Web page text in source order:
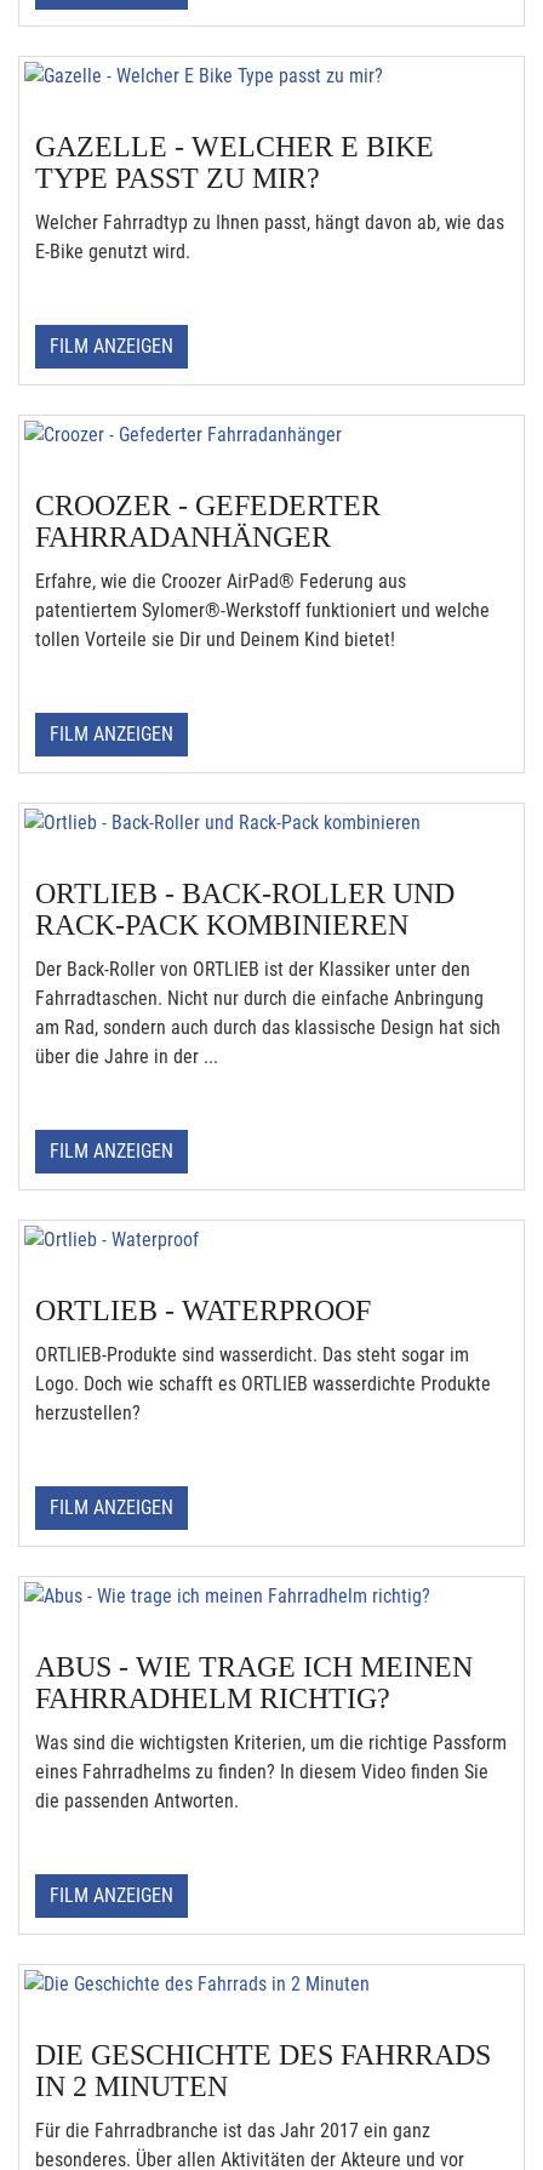
GAZELLE - WELCHER E BIKE
TYPE PASST ZU MIR?
Welcher Fahrradtyp zu Ihnen passt, hängt davon ab, wie das
E-Bike genutzt wird.
FILM ANZEIGEN
CROOZER - GEFEDERTER
FAHRRADANHÄNGER
Erfahre, wie die Croozer AirPad® Federung aus
patentiertem Sylomer®-Werkstoff funktioniert und welche
tollen Vorteile sie Dir und Deinem Kind bietet!
FILM ANZEIGEN
ORTLIEB - BACK-ROLLER UND
RACK-PACK KOMBINIEREN
Der Back-Roller von ORTLIEB ist der Klassiker unter den
Fahrradtaschen. Nicht nur durch die einfache Anbringung
am Rad, sondern auch durch das klassische Design hat sich
über die Jahre in der ...
FILM ANZEIGEN
ORTLIEB - WATERPROOF
ORTLIEB-Produkte sind wasserdicht. Das steht sogar im
Logo. Doch wie schafft es ORTLIEB wasserdichte Produkte
herzustellen?
FILM ANZEIGEN
ABUS - WIE TRAGE ICH MEINEN
FAHRRADHELM RICHTIG?
Was sind die wichtigsten Kriterien, um die richtige Passform
eines Fahrradhelms zu finden? In diesem Video finden Sie
die passenden Antworten.
FILM ANZEIGEN
DIE GESCHICHTE DES FAHRRADS
IN 2 MINUTEN
Für die Fahrradbranche ist das Jahr 2017 ein ganz
besonderes. Über allen Aktivitäten der Akteure und vor